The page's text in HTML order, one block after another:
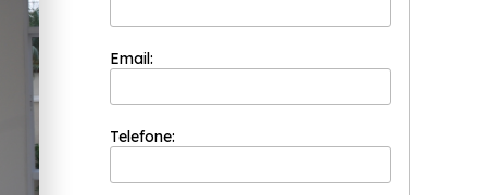
2002 e já é uma das empresas mais bem cotadas do
competentes que buscam a total
inovação e evolução dos processos.
branco Brás? Saiba que a Esquadriflex oferece a
Fumê, Esquadria de Alumínio Bronze, entre outros
Email:
Telefone: